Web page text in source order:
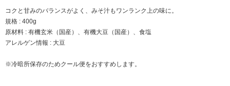
コクと甘みのバランスがよく、みそ汁もワンランク上の味に。
規格 : 400g
原材料 : 有機玄米（国産）、有機大豆（国産）、食塩
アレルゲン情報 : 大豆
※冷暗所保存のためクール便をおすすめします。